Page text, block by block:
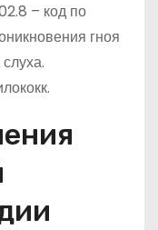
– код по
гноя